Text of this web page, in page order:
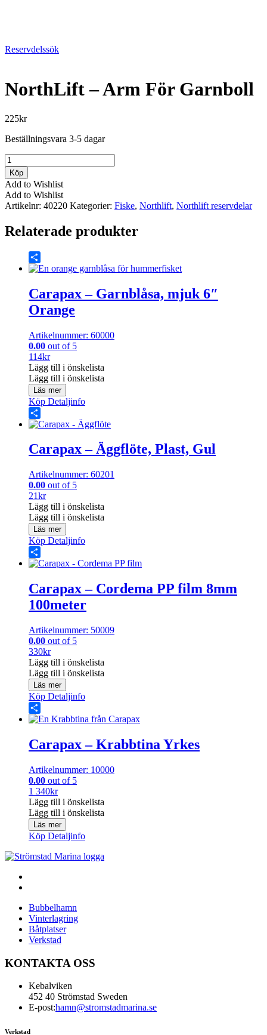
Reservdelssök
NorthLift – Arm För Garnboll
225kr
Beställningsvara 3-5 dagar
NorthLift
-
Arm
För
Garnboll
mängd
Köp
Add to Wishlist
Add to Wishlist
Artikelnr: 40220 Kategorier: Fiske, Northlift, Northlift reservdelar
Relaterade produkter
Share
Carapax – Garnblåsa, mjuk 6″
Orange
Artikelnummer: 60000
0.00 out of 5
114kr
Lägg till i önskelista
Lägg till i önskelista
Läs mer
Köp Detaljinfo
Share
Carapax – Äggflöte, Plast, Gul
Artikelnummer: 60201
0.00 out of 5
21kr
Lägg till i önskelista
Lägg till i önskelista
Läs mer
Köp Detaljinfo
Share
Carapax – Cordema PP film 8mm
100meter
Artikelnummer: 50009
0.00 out of 5
330kr
Lägg till i önskelista
Lägg till i önskelista
Läs mer
Köp Detaljinfo
Share
Carapax – Krabbtina Yrkes
Artikelnummer: 10000
0.00 out of 5
1 340kr
Lägg till i önskelista
Lägg till i önskelista
Läs mer
Köp Detaljinfo
Bubbelhamn
Vinterlagring
Båtplatser
Verkstad
KONTAKTA OSS
Kebalviken
452 40 Strömstad Sweden
E-post:hamn@stromstadmarina.se
Verkstad